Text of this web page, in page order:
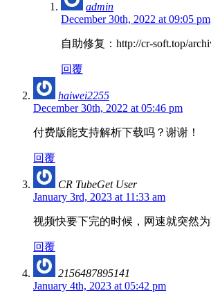
admin
December 30th, 2022 at 09:05 pm
自助修复：http://cr-soft.top/
回覆
haiwei2255
December 30th, 2022 at 05:46 pm
付费版能支持解析下载吗？谢谢！
回覆
CR TubeGet User
January 3rd, 2023 at 11:33 am
视频快要下完的时候，网速就突然
回覆
2156487895141
January 4th, 2023 at 05:42 pm